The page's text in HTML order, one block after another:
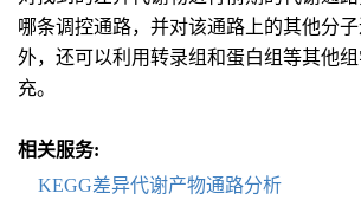
哪条调控通路，并对该通路上的其他分子
外，还可以利用转录组和蛋白组等其他
充。
相关服务:
KEGG差异代谢产物通路分析